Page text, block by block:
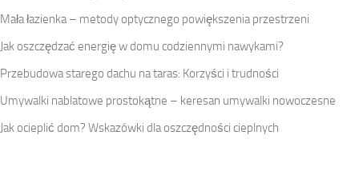
Mała łazienka – metody optycznego powiększenia przestrzeni
Jak oszczędzać energię w domu codziennymi nawykami?
Przebudowa starego dachu na taras: Korzyści i trudności
Umywalki nablatowe prostokątne – keresan umywalki nowoczesne
Jak ocieplić dom? Wskazówki dla oszczędności cieplnych